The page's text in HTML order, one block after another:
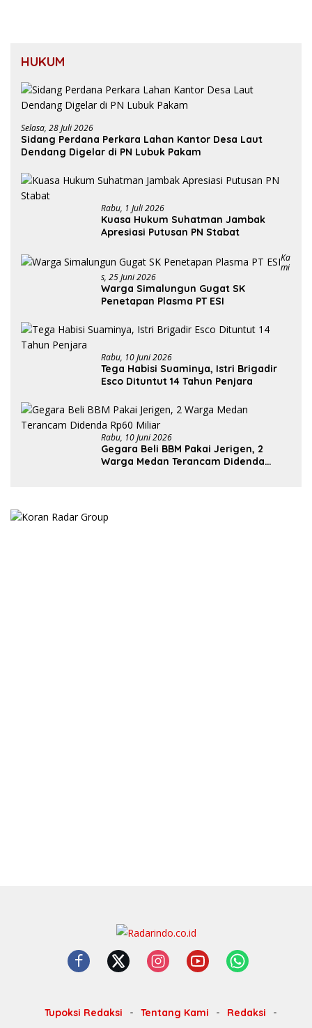
HUKUM
Selasa, 28 Juli 2026
Sidang Perdana Perkara Lahan Kantor Desa Laut
Dendang Digelar di PN Lubuk Pakam
Rabu, 1 Juli 2026
Kuasa Hukum Suhatman Jambak
Apresiasi Putusan PN Stabat
Ka
Mi
S, 25 Juni 2026
Warga Simalungun Gugat SK
Penetapan Plasma PT ESI
Rabu, 10 Juni 2026
Tega Habisi Suaminya, Istri Brigadir
Esco Dituntut 14 Tahun Penjara
Rabu, 10 Juni 2026
Gegara Beli BBM Pakai Jerigen, 2
Warga Medan Terancam Didenda
Tupoksi Redaksi Tentang Kami Redaksi